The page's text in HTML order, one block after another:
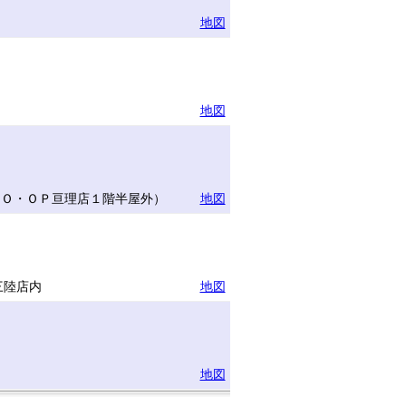
地図
地図
ＯＰ亘理店１階半屋外）
地図
店内
地図
地図